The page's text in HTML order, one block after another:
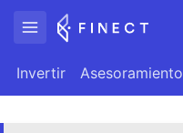
Invertir Asesoramiento